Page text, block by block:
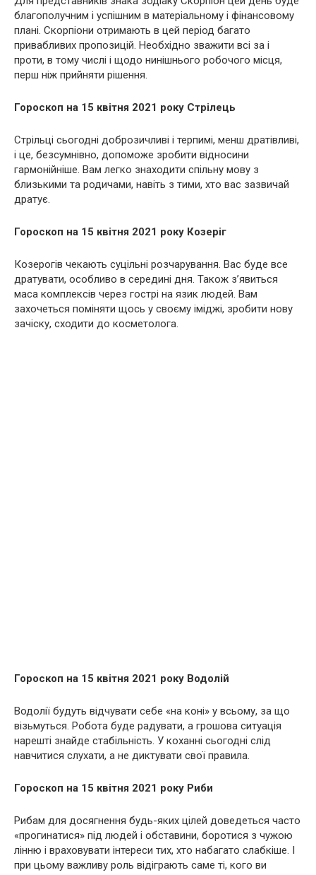
благополучним і успішним в матеріальному і фінансовому
плані. Скорпіони отримають в цей період багато
привабливих пропозицій. Необхідно зважити всі за і
проти, в тому числі і щодо нинішнього робочого місця,
перш ніж прийняти рішення.
Гороскоп на 15 квітня 2021 року Стрілець
Стрільці сьогодні доброзичливі і терпимі, менш дратівливі,
і це, безсумнівно, допоможе зробити відносини
гармонійніше. Вам легко знаходити спільну мову з
близькими та родичами, навіть з тими, хто вас зазвичай
дратує.
Гороскоп на 15 квітня 2021 року Козеріг
Козерогів чекають суцільні розчарування. Вас буде все
дратувати, особливо в середині дня. Також з’явиться
маса комплексів через гострі на язик людей. Вам
захочеться поміняти щось у своєму іміджі, зробити нову
зачіску, сходити до косметолога.
Гороскоп на 15 квітня 2021 року Водолій
Водолії будуть відчувати себе «на коні» у всьому, за що
візьмуться. Робота буде радувати, а грошова ситуація
нарешті знайде стабільність. У коханні сьогодні слід
навчитися слухати, а не диктувати свої правила.
Гороскоп на 15 квітня 2021 року Риби
Рибам для досягнення будь-яких цілей доведеться часто
«прогинатися» під людей і обставини, боротися з чужою
лінню і враховувати інтереси тих, хто набагато слабкіше. І
при цьому важливу роль відіграють саме ті, кого ви